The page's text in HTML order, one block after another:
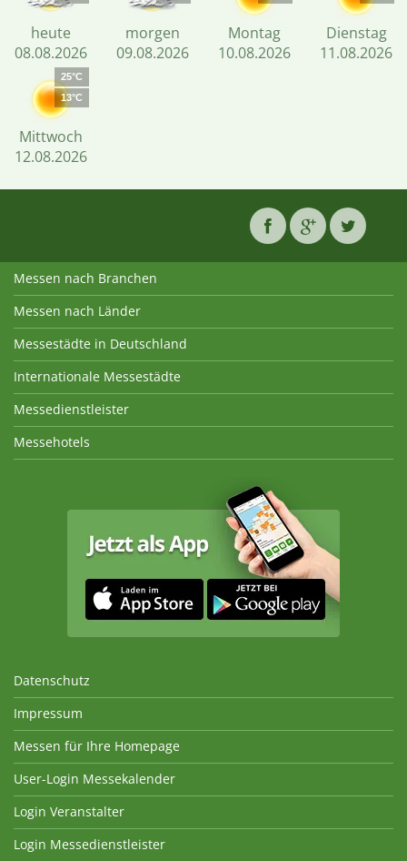
heute
08.08.2026
morgen
09.08.2026
Montag
10.08.2026
Dienstag
11.08.2026
25°C
13°C
Mittwoch
12.08.2026
Messen nach Branchen
Messen nach Länder
Messestädte in Deutschland
Internationale Messestädte
Messedienstleister
Messehotels
Datenschutz
Impressum
Messen für Ihre Homepage
User-Login Messekalender
Login Veranstalter
Login Messedienstleister